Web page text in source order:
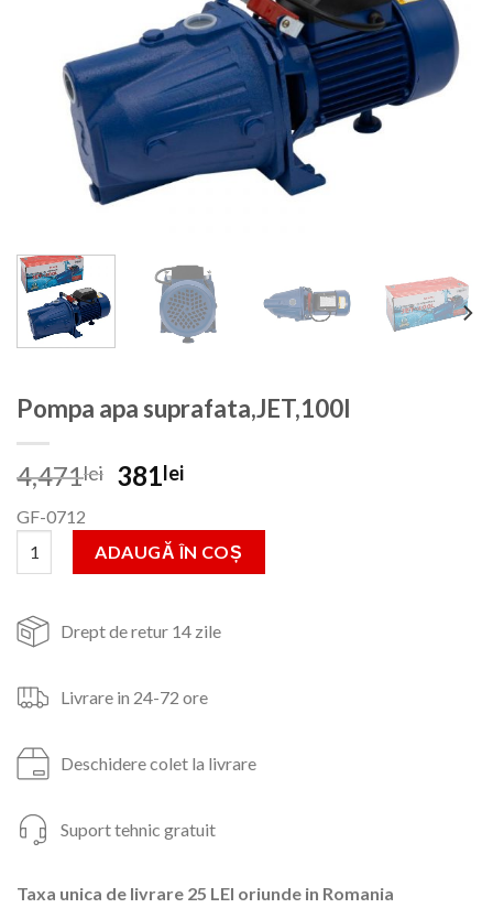
Pompa apa suprafata,JET,100l
4,471lei Prețul
a
fost:
4,471lei.
381leiPrețul
este:
381lei.
GF-0712
Cantitate Pompa apa suprafata,JET,100l
ADAUGĂ ÎN COȘ
Drept de retur 14 zile
Livrare in 24-72 ore
Deschidere colet la livrare
Suport tehnic gratuit
Taxa unica de livrare 25 LEI oriunde in Romania